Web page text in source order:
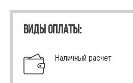
ВИДЫ ОПЛАТЫ:
Наличный расчет